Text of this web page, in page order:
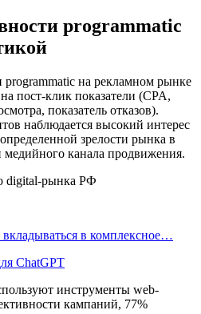
programmatic
на рекламном рынке
пост-клик показатели (CPA,
показатель отказов).
наблюдается высокий интерес
зрелости рынка в
канала продвижения.
в комплексное…
ChatGPT
инструменты web-
кампаний, 77%